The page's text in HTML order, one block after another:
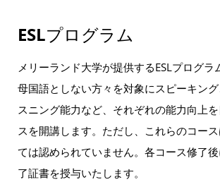
ESLプログラム
メリーランド大学が提供するESLプログラ
母国語としない方々を対象にスピーキン
スニング能力など、それぞれの能力向上
スを開講します。ただし、これらのコー
ては認められていません。各コース修了
了証書を授与いたします。